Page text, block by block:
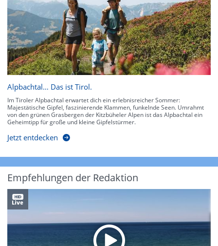
Alpbachtal… Das ist Tirol.
Im Tiroler Alpbachtal erwartet dich ein erlebnisreicher Sommer:
Majestätische Gipfel, faszinierende Klammen, funkelnde Seen. Umrahmt
von den grünen Grasbergen der Kitzbüheler Alpen ist das Alpbachtal ein
Geheimtipp für große und kleine Gipfelstürmer.
Jetzt entdecken
Empfehlungen der Redaktion